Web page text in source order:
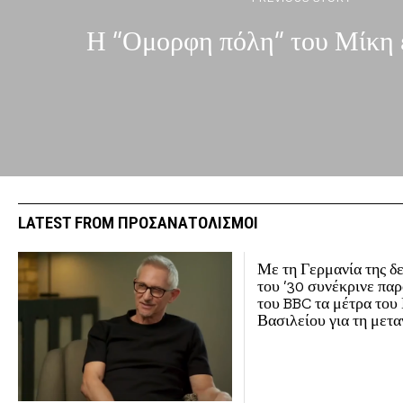
Η “Ομορφη πόλη” του Μίκη
LATEST FROM ΠΡΟΣΑΝΑΤΟΛΙΣΜΟΙ
Με τη Γερμανία της
του ’30 συνέκρινε
του BBC τα μέτρα
Βασιλείου για τη